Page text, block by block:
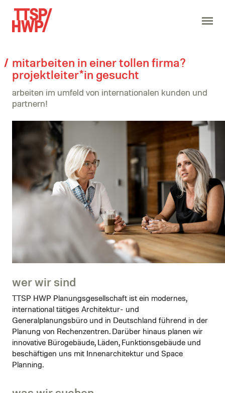
mitarbeiten in einer tollen firma?
projektleiter*in gesucht
arbeiten im umfeld von internationalen kunden und
partnern!
wer wir sind
TTSP HWP Planungsgesellschaft ist ein modernes,
international tätiges Architektur- und
Generalplanungsbüro und in Deutschland führend in der
Planung von Rechenzentren. Darüber hinaus planen wir
innovative Bürogebäude, Läden, Funktionsgebäude und
beschäftigen uns mit Innenarchitektur und Space
Planning.